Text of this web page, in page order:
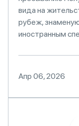
вида на
рубеж,
иностранным
Апр 06, 2026